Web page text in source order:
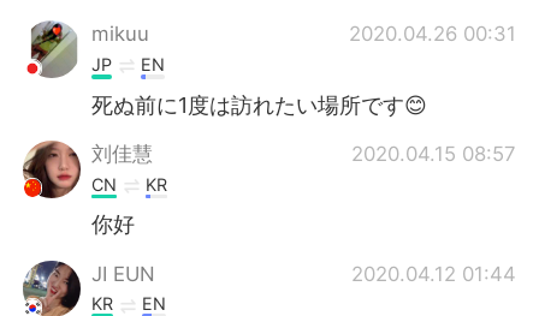
mikuu 2020.04.26 00:31
JP EN
死ぬ前に1度は訪れたい場所です😊
刘佳慧 2020.04.15 08:57
CN KR
你好
JI EUN 2020.04.12 01:44
KR EN